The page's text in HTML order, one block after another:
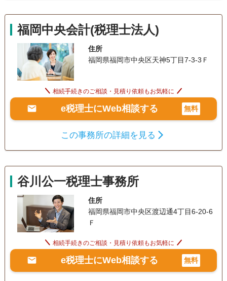
福岡中央会計(税理士法人)
住所
福岡県福岡市中央区天神5丁目7-3-3Ｆ
相続手続きのご相談・見積り依頼もお気軽に
e税理士にWeb相談する 無料
この事務所の詳細を見る
谷川公一税理士事務所
住所
福岡県福岡市中央区渡辺通4丁目6-20-6
Ｆ
相続手続きのご相談・見積り依頼もお気軽に
e税理士にWeb相談する 無料